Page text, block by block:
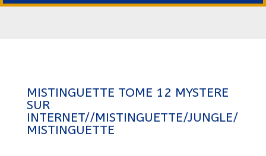
MISTINGUETTE TOME 12 MYSTERE
SUR
INTERNET//MISTINGUETTE/JUNGLE/
MISTINGUETTE